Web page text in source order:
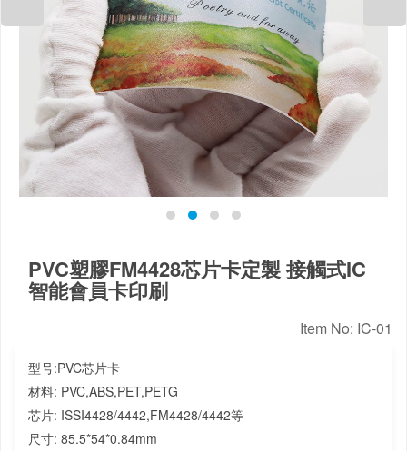
PVC塑膠FM4428芯片卡定製 接觸式IC
智能會員卡印刷
Item No: IC-01
型号:PVC芯片卡
材料: PVC,ABS,PET,PETG
芯片: ISSI4428/4442,FM4428/4442等
尺寸: 85.5*54*0.84mm